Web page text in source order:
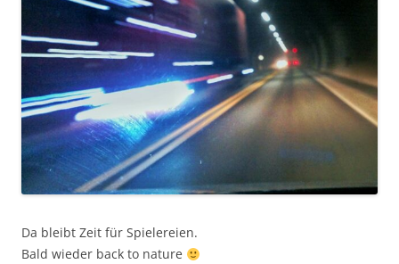
Da bleibt Zeit für Spielereien.
Bald wieder back to nature